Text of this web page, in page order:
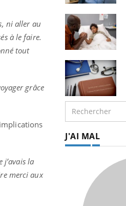
ni aller au
à le faire.
tout
grâce
j’avais la
merci aux
J'AI MAL